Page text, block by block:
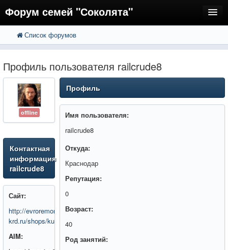
Форум семей "Соколята"
FAQ
Регистрация
Вход
Список форумов
Профиль пользователя railcrude8
offline
Контактная
информация
railcrude8
Сайт:
http://evroremont-
krd.ru/shops/kuhni
AIM:
Профиль
Имя пользователя:
railcrude8
Откуда:
Краснодар
Репутация:
0
Возраст:
40
Род занятий: